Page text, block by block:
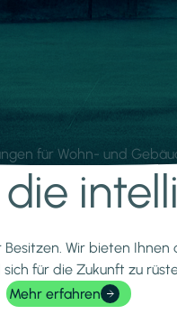
für Wohn- und
Wir bieten
sich für die Zukunft zu
Mehr erfahren